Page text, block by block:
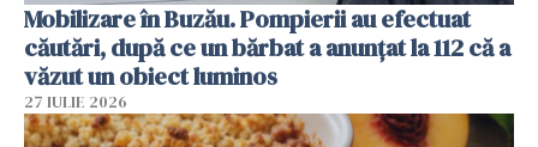
Mobilizare în Buzău. Pompierii au efectuat
căutări, după ce un bărbat a anunțat la 112 că a
văzut un obiect luminos
27 IULIE 2026